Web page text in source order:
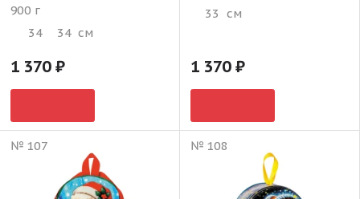
900 г
34
34 см
1 370
33 см
1 370
№ 107 № 108